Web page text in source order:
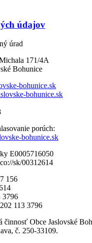
údajov
úrad
171/4A
Bohunice
bohunice.sk
bohunice.sk
porúch:
bohunice.sk
E0005716050
sk/00312614
156
3796
113 3796
činnosť Obce Jaslovské
č. 250-33109.